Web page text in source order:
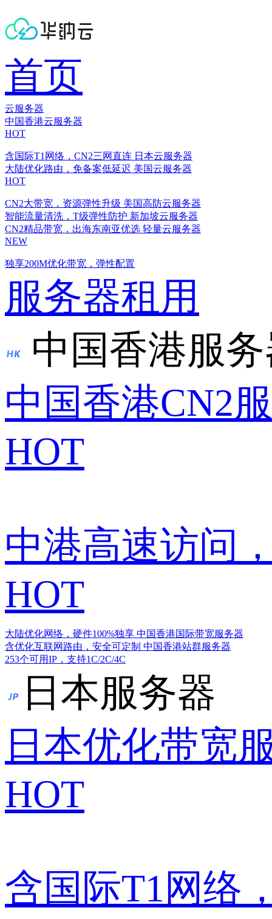
首页
云服务器
中国香港云服务器
HOT
含国际T1网络，CN2三网直连 日本云服务器
大陆优化路由，免备案低延迟 美国云服务器
HOT
CN2大带宽，资源弹性升级 美国高防云服务器
智能流量清洗，T级弹性防护 新加坡云服务器
CN2精品带宽，出海东南亚优选 轻量云服务器
NEW
独享200M优化带宽，弹性配置
服务器租用
中国香港服
中国香港CN2
HOT
中港高速访问
HOT
大陆优化网络，硬件100%独享 中国香港国际带宽服务器
含优化互联网路由，安全可定制 中国香港站群服务器
253个可用IP，支持1C/2C/4C
日本服务器
日本优化带宽
HOT
含国际T1网络